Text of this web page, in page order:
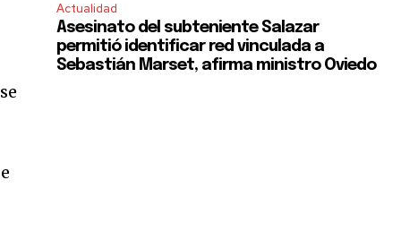
Actualidad
Asesinato del subteniente Salazar
permitió identificar red vinculada a
Sebastián Marset, afirma ministro Oviedo